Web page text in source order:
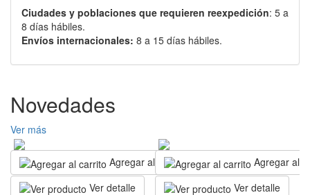
Ciudades y poblaciones que requieren reexpedición: 5 a
8 días hábiles.
Envíos internacionales: 8 a 15 días hábiles.
Novedades
Ver más
Agregar al carrito
Ver detalle
Agregar al
Ver detalle